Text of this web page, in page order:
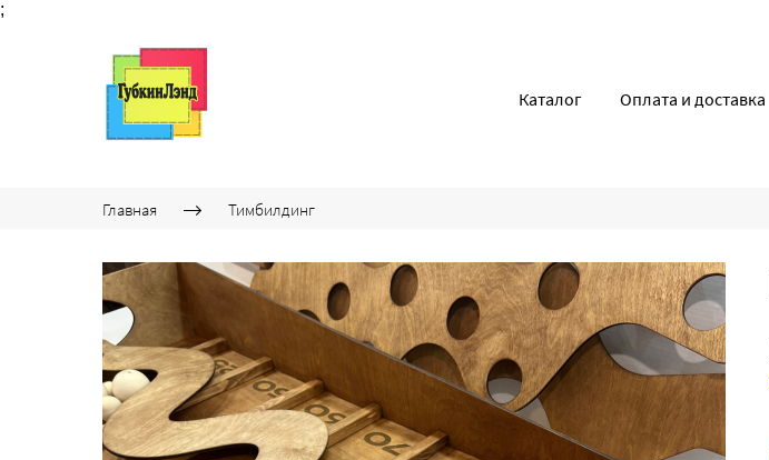
;
Каталог Оплата и доставка
Главная Тимбилдинг